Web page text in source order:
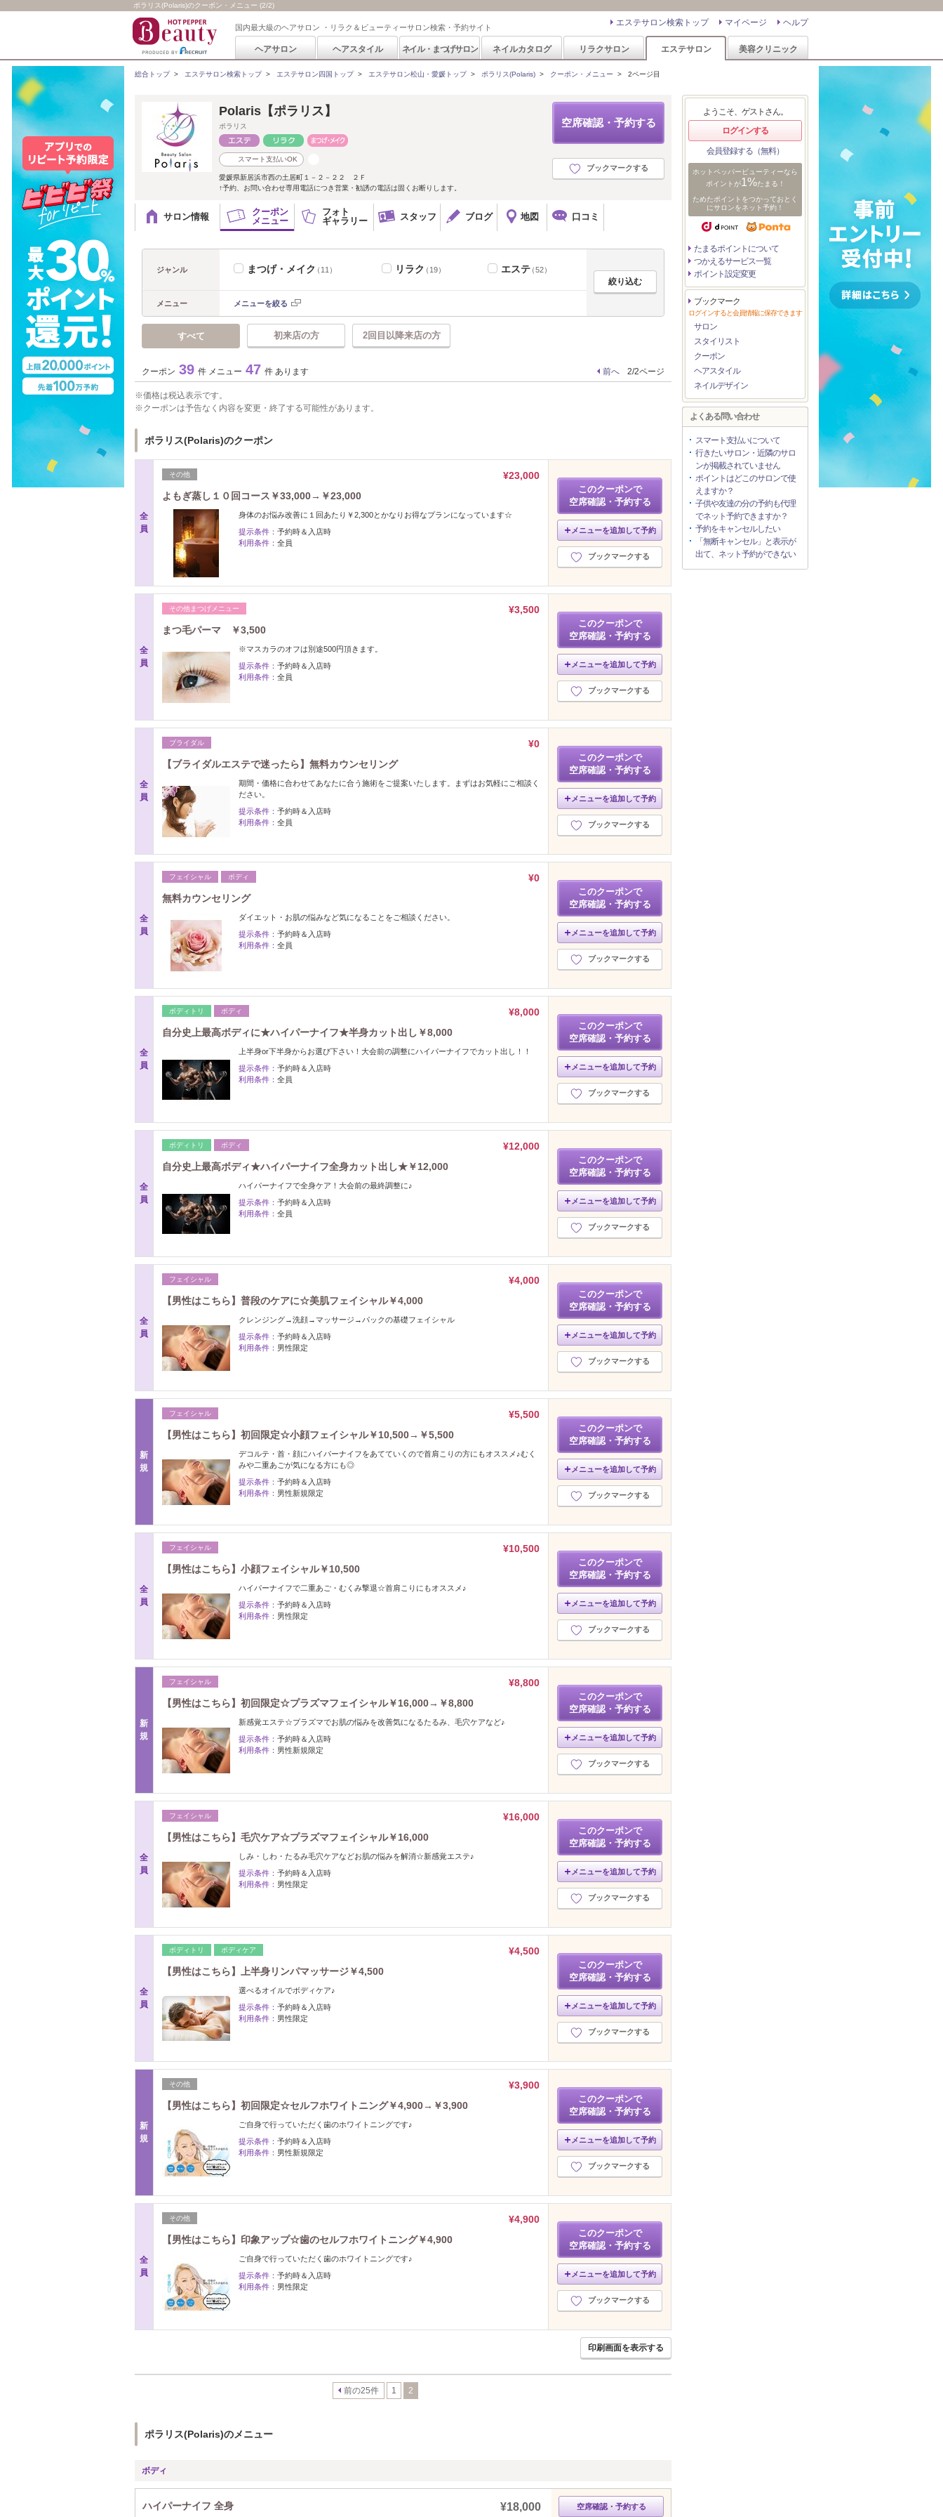
ポラリス(Polaris)のクーポン・メニュー (2/2)
国内最大級のヘアサロン ・リラク＆ビューティーサロン検索・予約サイト ヘルプ
マイページ
エステサロン検索トップ
ヘアサロン ヘアスタイル ネイル・まつげサロン ネイルカタログ リラクサロン エステサロン 美容クリニック
総合トップ> エステサロン検索トップ> エステサロン四国トップ> エステサロン松山・愛媛トップ> ポラリス(Polaris) > クーポン・メニュー > 2ページ目
空席確認・予約する
ブックマークする
Polaris【ポラリス】
ポラリス
スマート支払いOK
愛媛県新居浜市西の土居町１－２－２２ ２Ｆ
↑予約、お問い合わせ専用電話につき営業・勧誘の電話は固くお断りします。
サロン情報
クーポン
メニュー
フォト
ギャラリー
スタッフ ブログ 地図 口コミ
ジャンル まつげ・メイク（11） リラク（19） エステ（52）
メニュー メニューを絞る
すべて 初来店の方 2回目以降来店の方
クーポン 39 件 メニュー 47 件 あります 前へ 2/2ページ
価格は税込表示です。
クーポンは予告なく内容を変更・終了する可能性があります。
ポラリス(Polaris)のクーポン
全
員
その他
¥23,000
よもぎ蒸し１０回コース￥33,000→￥23,000
身体のお悩み改善に１回あたり￥2,300とかなりお得なプランになっています☆
提示条件： 予約時＆入店時
利用条件： 全員
このクーポンで
空席確認・予約する
メニューを追加して予約
ブックマークする
全
員
その他まつげメニュー
¥3,500
まつ毛パーマ ￥3,500
※マスカラのオフは別途500円頂きます。
提示条件： 予約時＆入店時
利用条件： 全員
このクーポンで
空席確認・予約する
メニューを追加して予約
ブックマークする
全
員
ブライダル
¥0
【ブライダルエステで迷ったら】無料カウンセリング
期間・価格に合わせてあなたに合う施術をご提案いたします。まずはお気軽にご相談く
ださい。
提示条件： 予約時＆入店時
利用条件： 全員
このクーポンで
空席確認・予約する
メニューを追加して予約
ブックマークする
全
員
フェイシャル ボディ
¥0
無料カウンセリング
ダイエット・お肌の悩みなど気になることをご相談ください。
提示条件： 予約時＆入店時
利用条件： 全員
このクーポンで
空席確認・予約する
メニューを追加して予約
ブックマークする
全
員
ボディトリ ボディ
¥8,000
自分史上最高ボディに★ハイパーナイフ★半身カット出し￥8,000
上半身or下半身からお選び下さい！大会前の調整にハイパーナイフでカット出し！！
提示条件： 予約時＆入店時
利用条件： 全員
このクーポンで
空席確認・予約する
メニューを追加して予約
ブックマークする
全
員
ボディトリ ボディ
¥12,000
自分史上最高ボディ★ハイパーナイフ全身カット出し★￥12,000
ハイパーナイフで全身ケア！大会前の最終調整に♪
提示条件： 予約時＆入店時
利用条件： 全員
このクーポンで
空席確認・予約する
メニューを追加して予約
ブックマークする
全
員
フェイシャル
¥4,000
【男性はこちら】普段のケアに☆美肌フェイシャル￥4,000
クレンジング→洗顔→マッサージ→パックの基礎フェイシャル
提示条件： 予約時＆入店時
利用条件： 男性限定
このクーポンで
空席確認・予約する
メニューを追加して予約
ブックマークする
新
規
フェイシャル
¥5,500
【男性はこちら】初回限定☆小顔フェイシャル￥10,500→￥5,500
デコルテ・首・顔にハイパーナイフをあてていくので首肩こりの方にもオススメ♪むく
みや二重あごが気になる方にも◎
提示条件： 予約時＆入店時
利用条件： 男性新規限定
このクーポンで
空席確認・予約する
メニューを追加して予約
ブックマークする
全
員
フェイシャル
¥10,500
【男性はこちら】小顔フェイシャル￥10,500
ハイパーナイフで二重あご・むくみ撃退☆首肩こりにもオススメ♪
提示条件： 予約時＆入店時
利用条件： 男性限定
このクーポンで
空席確認・予約する
メニューを追加して予約
ブックマークする
新
規
フェイシャル
¥8,800
【男性はこちら】初回限定☆プラズマフェイシャル￥16,000→￥8,800
新感覚エステ☆プラズマでお肌の悩みを改善気になるたるみ、毛穴ケアなど♪
提示条件： 予約時＆入店時
利用条件： 男性新規限定
このクーポンで
空席確認・予約する
メニューを追加して予約
ブックマークする
全
員
フェイシャル
¥16,000
【男性はこちら】毛穴ケア☆プラズマフェイシャル￥16,000
しみ・しわ・たるみ毛穴ケアなどお肌の悩みを解消☆新感覚エステ♪
提示条件： 予約時＆入店時
利用条件： 男性限定
このクーポンで
空席確認・予約する
メニューを追加して予約
ブックマークする
全
員
ボディトリ ボディケア
¥4,500
【男性はこちら】上半身リンパマッサージ￥4,500
選べるオイルでボディケア♪
提示条件： 予約時＆入店時
利用条件： 男性限定
このクーポンで
空席確認・予約する
メニューを追加して予約
ブックマークする
新
規
その他
¥3,900
【男性はこちら】初回限定☆セルフホワイトニング￥4,900→￥3,900
ご自身で行っていただく歯のホワイトニングです♪
提示条件： 予約時＆入店時
利用条件： 男性新規限定
このクーポンで
空席確認・予約する
メニューを追加して予約
ブックマークする
全
員
その他
¥4,900
【男性はこちら】印象アップ☆歯のセルフホワイトニング￥4,900
ご自身で行っていただく歯のホワイトニングです♪
提示条件： 予約時＆入店時
利用条件： 男性限定
このクーポンで
空席確認・予約する
メニューを追加して予約
ブックマークする
印刷画面を表示する
前の25件 1 2
ポラリス(Polaris)のメニュー
ボディ
ハイパーナイフ 全身 ¥18,000 空席確認・予約する
ようこそ、ゲストさん。
ログインする
会員登録する（無料）
ホットペッパービューティーなら
ポイントが1%たまる！
ためたポイントをつかっておとく
にサロンをネット予約！
たまるポイントについて
つかえるサービス一覧
ポイント設定変更
ブックマーク
ログインすると会員情報に保存できます
サロン
スタイリスト
クーポン
ヘアスタイル
ネイルデザイン
よくある問い合わせ
スマート支払いについて
行きたいサロン・近隣のサロ
ンが掲載されていません
ポイントはどこのサロンで使
えますか？
子供や友達の分の予約も代理
でネット予約できますか？
予約をキャンセルしたい
「無断キャンセル」と表示が
出て、ネット予約ができない